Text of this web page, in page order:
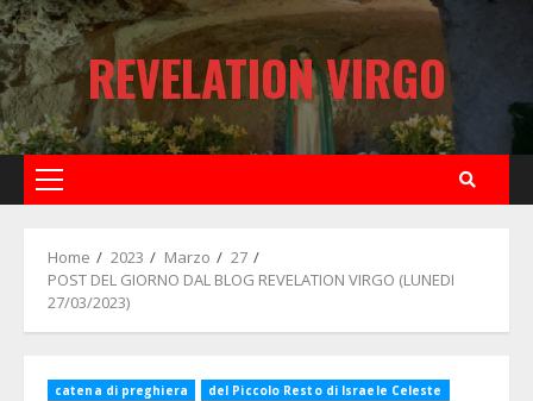
Skip
to
content
REVELATION VIRGO
Primary
Home 2023 Marzo
27
POST DEL GIORNO DAL BLOG REVELATION VIRGO (LUNEDI
27/03/2023)
catena di preghiera del Piccolo Resto di Israele Celeste